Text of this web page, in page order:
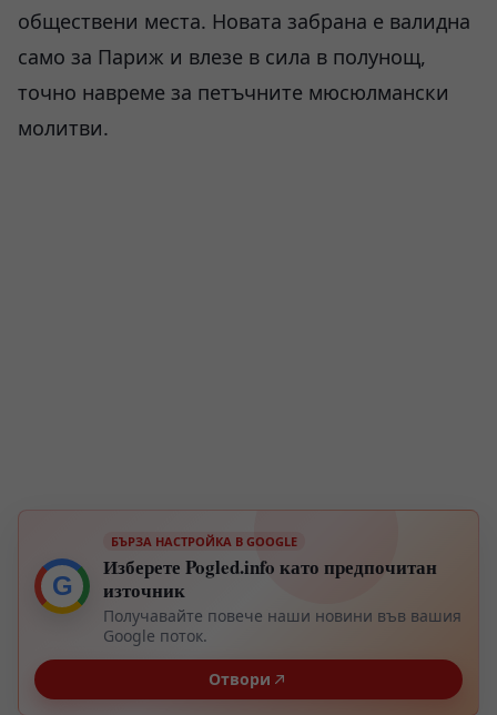
обществени места. Новата забрана е валидна
само за Париж и влезе в сила в полунощ,
точно навреме за петъчните мюсюлмански
молитви.
G
БЪРЗА НАСТРОЙКА В GOOGLE
Изберете Pogled.info като предпочитан
източник
Получавайте повече наши новини във вашия
Google поток.
Отвори